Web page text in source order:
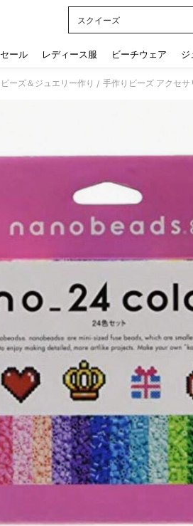
スクイーズ
セール レディース服 ビーチウェア ジ
ビーズ＆ジュエリー作り / 手作りビーズ アクセサ